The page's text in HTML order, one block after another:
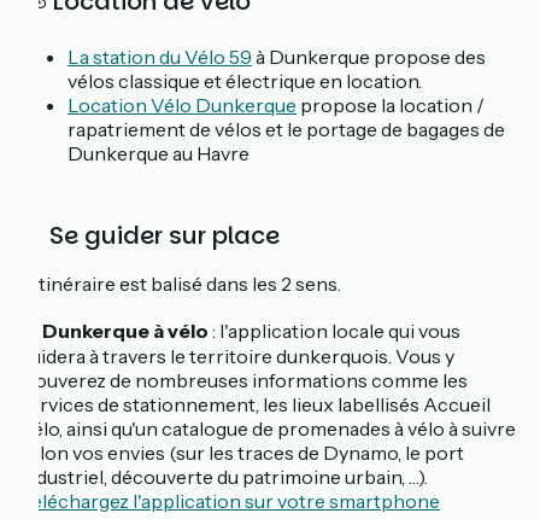
La station du Vélo 59 à Dunkerque propose des
vélos classique et électrique en location.
Location Vélo Dunkerque propose la location /
rapatriement de vélos et le portage de bagages de
Dunkerque au Havre
📓 Se guider sur place
L'itinéraire est balisé dans les 2 sens.
Dunkerque à vélo : l'application locale qui vous
guidera à travers le territoire dunkerquois. Vous y
trouverez de nombreuses informations comme les
services de stationnement, les lieux labellisés Accueil
Vélo, ainsi qu'un catalogue de promenades à vélo à suivre
selon vos envies (sur les traces de Dynamo, le port
industriel, découverte du patrimoine urbain, …).
Téléchargez l'application sur votre smartphone